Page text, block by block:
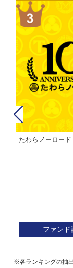
たわらノーロー
ファンド
※各ランキングの抽